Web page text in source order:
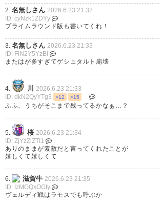
2. 名無しさん 2026.6.23 21:32
ID: cyNzk1ZDYy
プライムラウンド版も書いてくれ！
3. 名無しさん 2026.6.23 21:33
ID: FiN2Y5YzBi
またはが多すぎてゲシュタルト崩壊
4. 川
2026.6.23 21:33
ID: dkN2QyYTg3
>12 >15
ふふ、うちがそこまで残ってるかなぁ…？
5. 桜 2026.6.23 21:34
ID: ZjYzZlZTI1
ありのままが素敵だと言ってくれたことが
嬉しくて嬉しくて
6. 滋賀牛 2026.6.23 21:35
ID: IzMGQxOGIy
ヴェルディ戦はラモスでも呼ぶか